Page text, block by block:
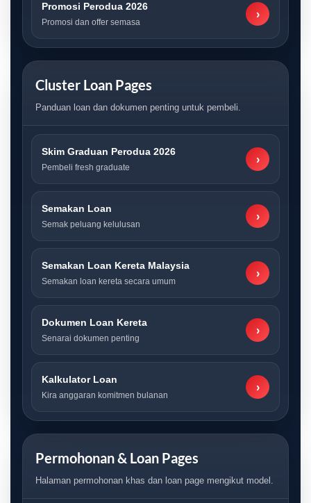
Promosi Perodua 2026
Promosi dan offer semasa
›
Cluster Loan Pages
Panduan loan dan dokumen penting untuk pembeli.
Skim Graduan Perodua 2026
Pembeli fresh graduate
›
Semakan Loan
Semak peluang kelulusan
›
Semakan Loan Kereta Malaysia
Semakan loan kereta secara umum
›
Dokumen Loan Kereta
Senarai dokumen penting
›
Kalkulator Loan
Kira anggaran komitmen bulanan
›
Permohonan & Loan Pages
Halaman permohonan khas dan loan page mengikut model.